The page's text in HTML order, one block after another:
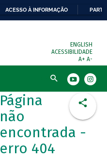
ACESSO À INFORMAÇÃO
ENGLISH
ACESSIBILIDADE
A+ A-
Busca
Página
não
encontrada -
erro 404